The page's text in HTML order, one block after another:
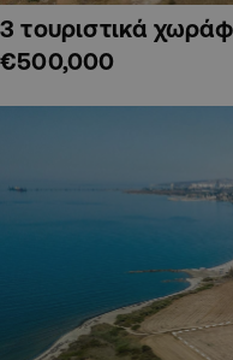
3 τουριστικά
€500,000